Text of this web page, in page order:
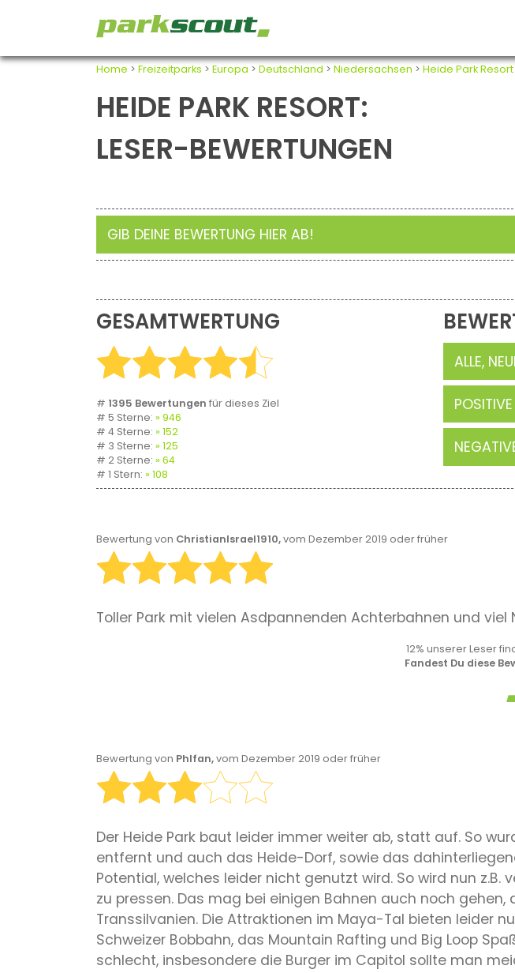
Home > Freizeitparks > Europa > Deutschland > Niedersachsen > Heide Park Resort
HEIDE PARK RESORT:
LESER-BEWERTUNGEN
GIB DEINE BEWERTUNG HIER AB!
GESAMTWERTUNG
# 1395 Bewertungen für dieses Ziel
# 5 Sterne:
946
# 4 Sterne:
152
# 3 Sterne:
125
# 2 Sterne:
64
# 1 Stern:
108
ALLE,
Bewertung von ChristianIsrael1910,vom Dezember 2019 oder früher
Toller Park mit vielen Asdpannenden Achterbahnen und
12% unserer Leser
Fandest Du diese
Bewertung von Phlfan,vom Dezember 2019 oder früher
Der Heide Park baut leider immer weiter ab, statt auf. So
entfernt und auch das Heide-Dorf, sowie das
Potential, welches leider nicht genutzt wird. So wird nun
zu pressen. Das mag bei einigen Bahnen auch noch
Transsilvanien. Die Attraktionen im Maya-Tal bieten leider
Schweizer Bobbahn, das Mountain Rafting und Big Loop
schlecht, insbesondere die Burger im Capitol sollte man